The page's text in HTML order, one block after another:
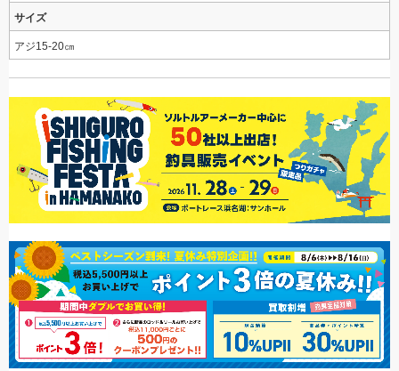
サイズ
アジ15-20㎝